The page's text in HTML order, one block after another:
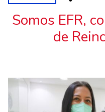
Somos EFR,
de